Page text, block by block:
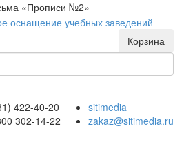
«Прописи №2»
Корзина
sitimedia
zakaz@sitimedia.ru
422-40-20
302-14-22